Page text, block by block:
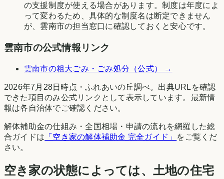
の支援制度が使える場合があります。制度は年度によ
って変わるため、具体的な制度名は断定できません
が、 雲南市の担当窓口に確認しておくと安心です。
雲南市の公式情報リンク
雲南市の粗大ごみ・ごみ処分（公式） →
2026年7月28日時点 ・ふれあいの丘調べ。出典URLを確認
できた項目のみ公式リンクとして表示しています。最新情
報は各自治体でご確認ください。
解体補助金の仕組み・全国相場・申請の流れを網羅した総
合ガイドは 「空き家の解体補助金 完全ガイド」
をご覧くだ
さい。
空き家の状態によっては、土地の住宅